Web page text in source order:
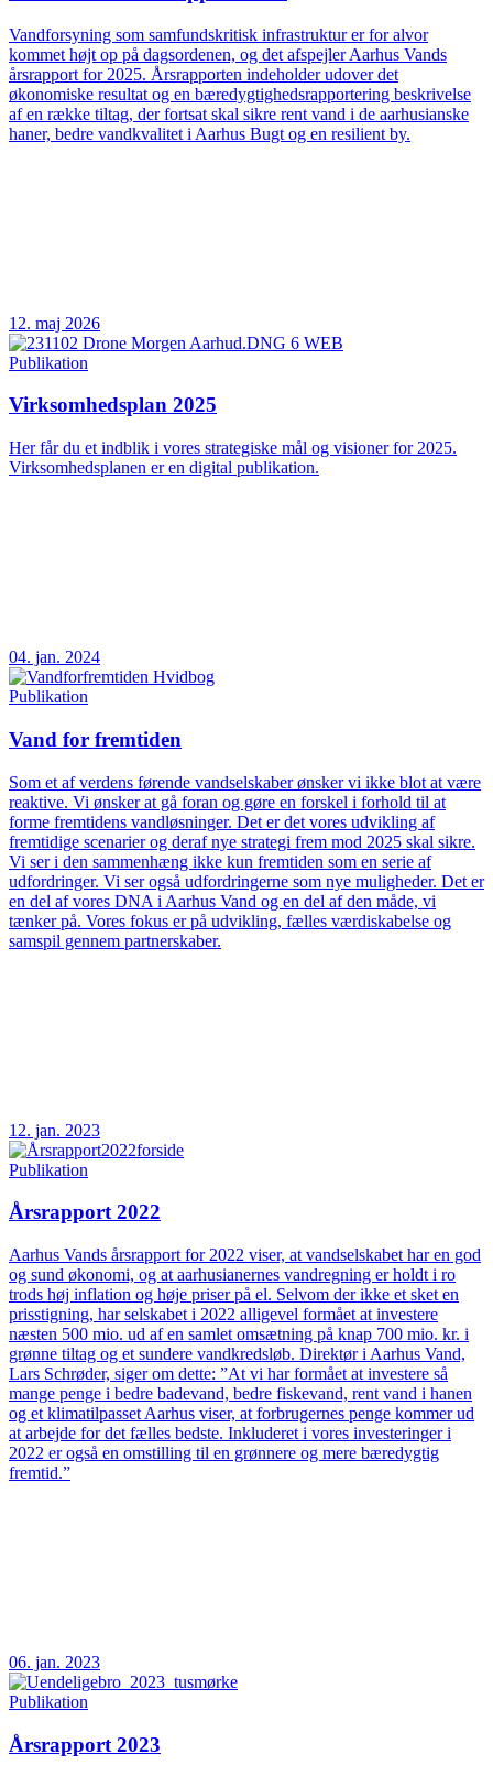
Vandforsyning som samfundskritisk infrastruktur er for alvor
kommet højt op på dagsordenen, og det afspejler Aarhus Vands
årsrapport for 2025. Årsrapporten indeholder udover det
økonomiske resultat og en bæredygtighedsrapportering beskrivelse
af en række tiltag, der fortsat skal sikre rent vand i de aarhusianske
haner, bedre vandkvalitet i Aarhus Bugt og en resilient by.
12. maj 2026
Publikation
Virksomhedsplan 2025
Her får du et indblik i vores strategiske mål og visioner for 2025.
Virksomhedsplanen er en digital publikation.
04. jan. 2024
Publikation
Vand for fremtiden
Som et af verdens førende vandselskaber ønsker vi ikke blot at være
reaktive. Vi ønsker at gå foran og gøre en forskel i forhold til at
forme fremtidens vandløsninger. Det er det vores udvikling af
fremtidige scenarier og deraf nye strategi frem mod 2025 skal sikre.
Vi ser i den sammenhæng ikke kun fremtiden som en serie af
udfordringer. Vi ser også udfordringerne som nye muligheder. Det er
en del af vores DNA i Aarhus Vand og en del af den måde, vi
tænker på. Vores fokus er på udvikling, fælles værdiskabelse og
samspil gennem partnerskaber.
12. jan. 2023
Publikation
Årsrapport 2022
Aarhus Vands årsrapport for 2022 viser, at vandselskabet har en god
og sund økonomi, og at aarhusianernes vandregning er holdt i ro
trods høj inflation og høje priser på el. Selvom der ikke et sket en
prisstigning, har selskabet i 2022 alligevel formået at investere
næsten 500 mio. ud af en samlet omsætning på knap 700 mio. kr. i
grønne tiltag og et sundere vandkredsløb. Direktør i Aarhus Vand,
Lars Schrøder, siger om dette: ”At vi har formået at investere så
mange penge i bedre badevand, bedre fiskevand, rent vand i hanen
og et klimatilpasset Aarhus viser, at forbrugernes penge kommer ud
at arbejde for det fælles bedste. Inkluderet i vores investeringer i
2022 er også en omstilling til en grønnere og mere bæredygtig
fremtid.”
06. jan. 2023
Publikation
Årsrapport 2023